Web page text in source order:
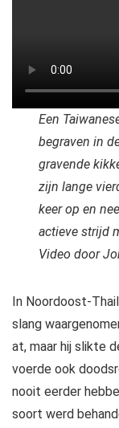
Een
begraven in
gravende
zijn lange
keer op en
actieve strijd
Video door
In Noordoost-
slang
at, maar hij slikte
voerde ook
nooit eerder
soort werd